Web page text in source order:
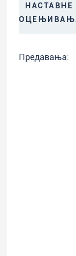
НАСТАВНЕ
Предавања: